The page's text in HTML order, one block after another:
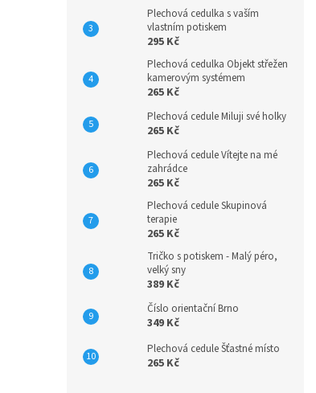
Plechová cedulka s vaším
vlastním potiskem
295 Kč
Plechová cedulka Objekt střežen
kamerovým systémem
265 Kč
Plechová cedule Miluji své holky
265 Kč
Plechová cedule Vítejte na mé
zahrádce
265 Kč
Plechová cedule Skupinová
terapie
265 Kč
Tričko s potiskem - Malý péro,
velký sny
389 Kč
Číslo orientační Brno
349 Kč
Plechová cedule Šťastné místo
265 Kč